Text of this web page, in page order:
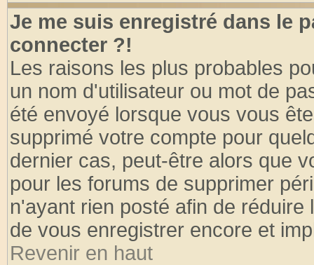
Je me suis enregistré dans le
connecter ?!
Les raisons les plus probables
un nom d'utilisateur ou mot de
été envoyé lorsque vous vous
supprimé votre compte pour
dernier cas, peut-être alors que
pour les forums de supprimer
n'ayant rien posté afin de
de vous enregistrer encore et
Revenir en haut